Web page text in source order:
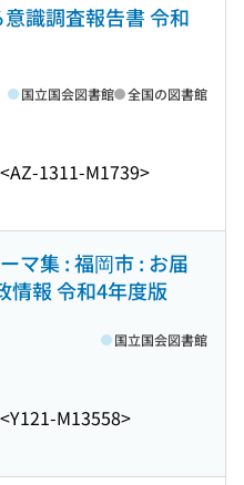
識調査報告書 令和
<AZ-1311-M1739>
国立国会図書館 全国の図書館
マ集 : 福岡市 : お届
情報 令和4年度版
<Y121-M13558>
国立国会図書館